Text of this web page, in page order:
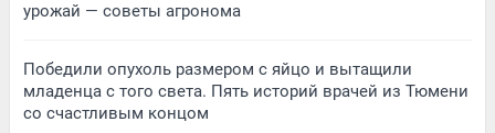
урожай — советы агронома
Победили опухоль размером с яйцо и вытащили
младенца с того света. Пять историй врачей из Тюмени
со счастливым концом